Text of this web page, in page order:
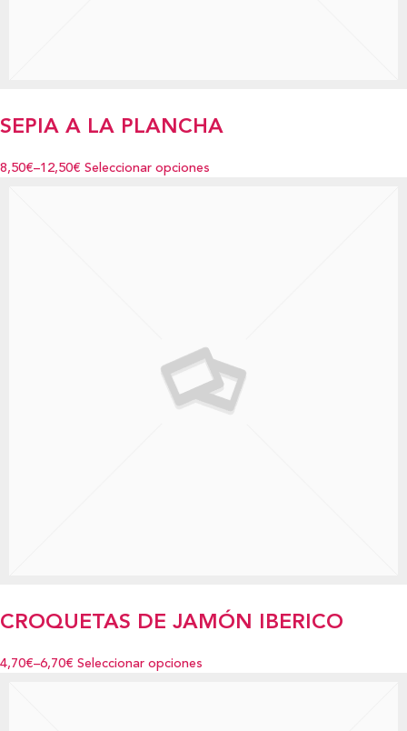
SEPIA A LA PLANCHA
8,50€–12,50€ Seleccionar opciones
CROQUETAS DE JAMÓN IBERICO
4,70€–6,70€ Seleccionar opciones